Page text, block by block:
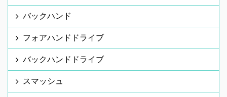
バックハンド
フォアハンドドライブ
バックハンドドライブ
スマッシュ